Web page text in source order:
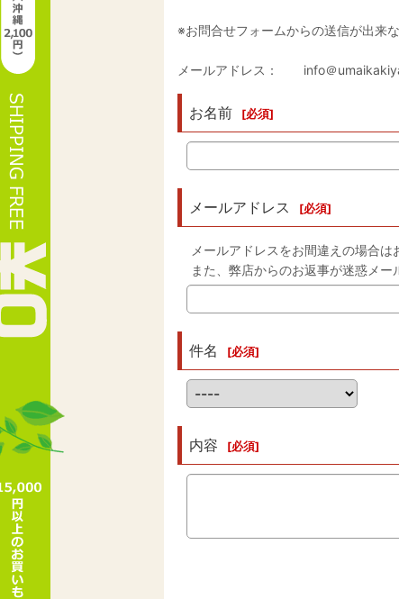
※お問合せフォームからの送信が出来
メールアドレス： info＠
お名前 [必須]
メールアドレス [必須]
メールアドレスをお間違えの場合は
また、弊店からのお返事が迷惑メ
件名 [必須]
内容 [必須]